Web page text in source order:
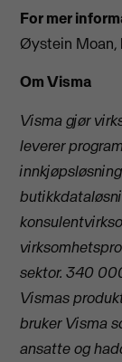
For mer
Øystein Moan,
Om Visma
Visma gjør
leverer
sektor. 340
Vismas
bruker Visma
ansatte og